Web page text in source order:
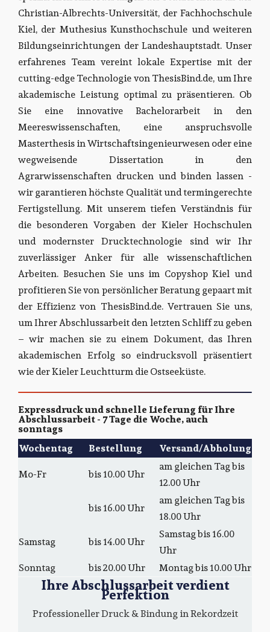
Christian-Albrechts-Universität, der Fachhochschule
Kiel, der Muthesius Kunsthochschule und weiteren
Bildungseinrichtungen der Landeshauptstadt. Unser
erfahrenes Team vereint lokale Expertise mit der
cutting-edge Technologie von ThesisBind.de, um Ihre
akademische Leistung optimal zu präsentieren. Ob
Sie eine innovative Bachelorarbeit in den
Meereswissenschaften, eine anspruchsvolle
Masterthesis in Wirtschaftsingenieurwesen oder eine
wegweisende Dissertation in den
Agrarwissenschaften drucken und binden lassen -
wir garantieren höchste Qualität und termingerechte
Fertigstellung. Mit unserem tiefen Verständnis für
die besonderen Vorgaben der Kieler Hochschulen
und modernster Drucktechnologie sind wir Ihr
zuverlässiger Anker für alle wissenschaftlichen
Arbeiten. Besuchen Sie uns im Copyshop Kiel und
profitieren Sie von persönlicher Beratung gepaart mit
der Effizienz von ThesisBind.de. Vertrauen Sie uns,
um Ihrer Abschlussarbeit den letzten Schliff zu geben
– wir machen sie zu einem Dokument, das Ihren
akademischen Erfolg so eindrucksvoll präsentiert
wie der Kieler Leuchtturm die Ostseeküste.
Expressdruck und schnelle Lieferung für Ihre
Abschlussarbeit - 7 Tage die Woche, auch
sonntags
Wochentag
Bestellung
Versand/Abholung
Mo-Fr
bis 10.00 Uhr
am gleichen Tag bis
12.00 Uhr
bis 16.00 Uhr
am gleichen Tag bis
18.00 Uhr
Samstag
bis 14.00 Uhr
Samstag bis 16.00
Uhr
Sonntag
bis 20.00 Uhr Montag bis 10.00 Uhr
Ihre Abschlussarbeit verdient
Perfektion
Professioneller Druck & Bindung in Rekordzeit